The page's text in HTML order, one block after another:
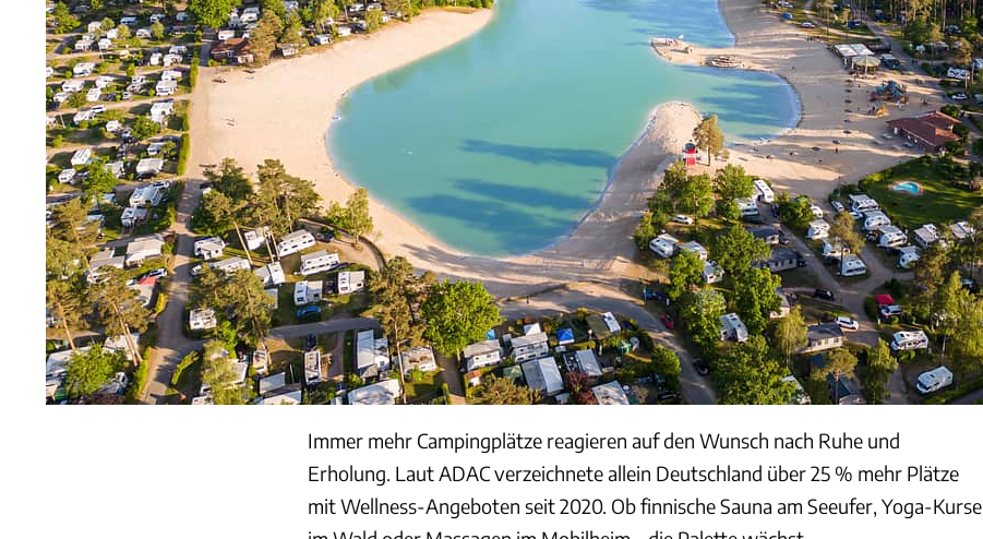
Immer mehr Campingplätze reagieren auf den Wunsch nach Ruhe und
Erholung. Laut ADAC verzeichnete allein Deutschland über 25 % mehr Plätze
mit Wellness-Angeboten seit 2020. Ob finnische Sauna am Seeufer, Yoga-Kurse